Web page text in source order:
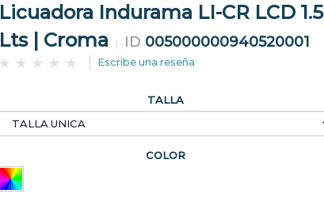
Licuadora Indurama LI-CR LCD 1.5
Lts | Croma
ID 005000000940520001
Escribe una reseña
TALLA
COLOR